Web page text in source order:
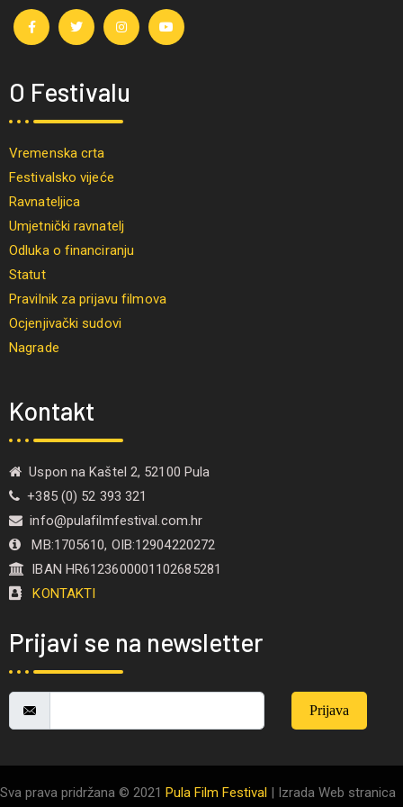
O Festivalu
Vremenska crta
Festivalsko vijeće
Ravnateljica
Umjetnički ravnatelj
Odluka o financiranju
Statut
Pravilnik za prijavu filmova
Ocjenjivački sudovi
Nagrade
Kontakt
Uspon na Kaštel 2, 52100 Pula
+385 (0) 52 393 321
info@pulafilmfestival.com.hr
MB:1705610, OIB:12904220272
IBAN HR6123600001102685281
KONTAKTI
Prijavi se na newsletter
Prijava
Sva prava pridržana © 2021 Pula Film Festival | Izrada Web stranica